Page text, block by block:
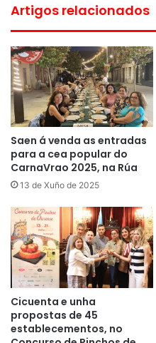
Artigos relacionados
Saen á venda as entradas
para a cea popular do
CarnaVrao 2025, na Rúa
13 de Xuño de 2025
Cicuenta e unha
propostas de 45
establecementos, no